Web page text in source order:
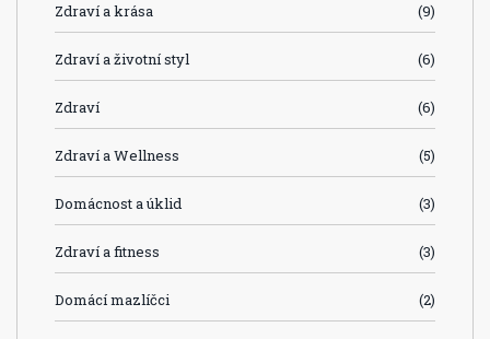
Zdraví a krása (9)
Zdraví a životní styl (6)
Zdraví (6)
Zdraví a Wellness (5)
Domácnost a úklid (3)
Zdraví a fitness (3)
Domácí mazlíčci (2)